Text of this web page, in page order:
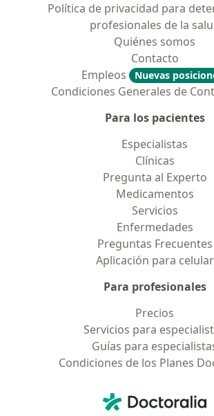
Política de privacidad para
profesionales de la
Quiénes somos
Contacto
Empleos
Nuevas
Condiciones Generales de
Para los pacientes
Especialistas
Clínicas
Pregunta al Experto
Medicamentos
Servicios
Enfermedades
Preguntas Frecuentes
Aplicación para celular
Para profesionales
Precios
Servicios para
Guías para
Condiciones de los Planes
Doctoralia -